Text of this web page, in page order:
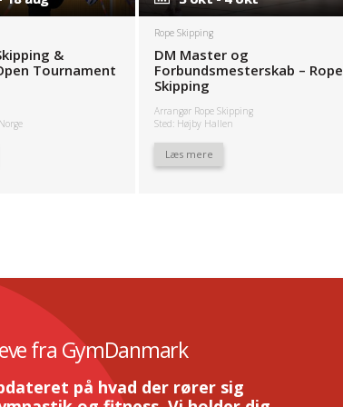
&
Tournament
Rope Skipping
DM Master og
Forbundsmesterskab – Rope
Skipping
Arrangør Rope Skipping
Sted: Højby Hallen
Læs mere
fra GymDanmark
på hvad der rører sig